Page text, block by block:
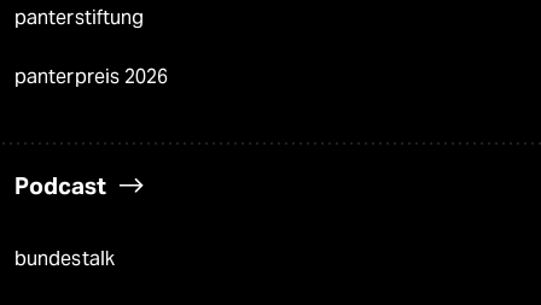
panterstiftung
panterpreis 2026
Podcast
bundestalk